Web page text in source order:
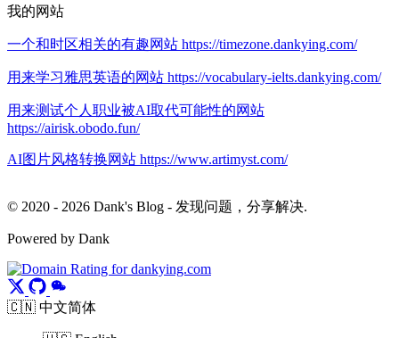
我的网站
一个和时区相关的有趣网站 https://timezone.dankying.com/
用来学习雅思英语的网站 https://vocabulary-ielts.dankying.com/
用来测试个人职业被AI取代可能性的网站
https://airisk.obodo.fun/
AI图片风格转换网站 https://www.artimyst.com/
© 2020 - 2026 Dank's Blog - 发现问题，分享解决.
Powered by Dank
🇨🇳 中文简体